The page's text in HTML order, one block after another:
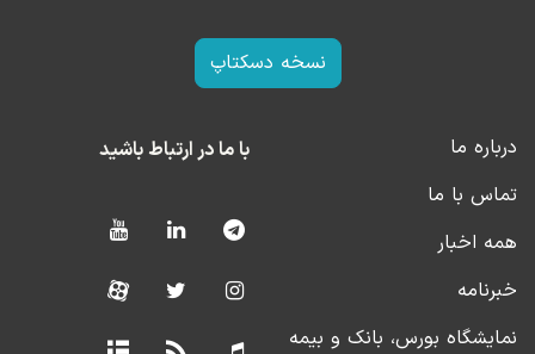
نسخه دسکتاپ
درباره ما
تماس با ما
همه اخبار
خبرنامه
نمایشگاه بورس، بانک و بیمه
با ما در ارتباط باشید